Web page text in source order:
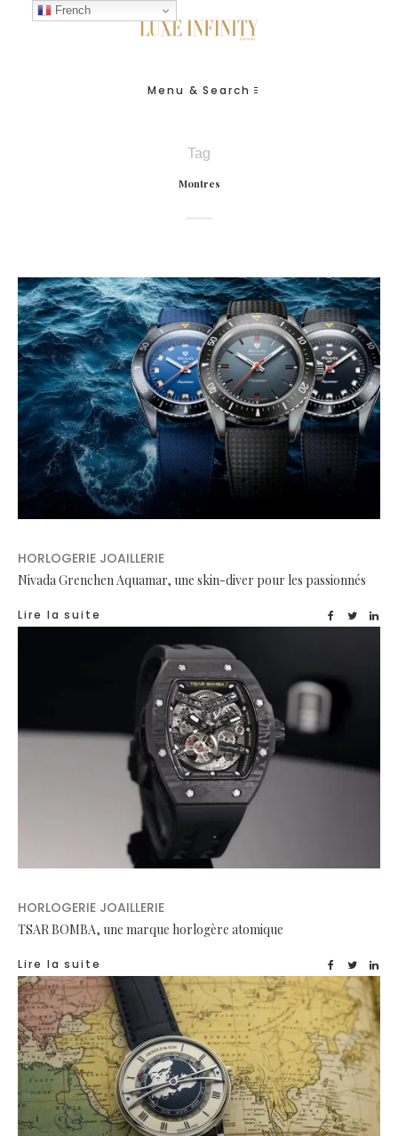
Menu & Search
Tag
Montres
HORLOGERIE JOAILLERIE
Nivada Grenchen Aquamar, une skin-diver pour les passionnés
Lire la suite
HORLOGERIE JOAILLERIE
TSAR BOMBA, une marque horlogère atomique
Lire la suite
French